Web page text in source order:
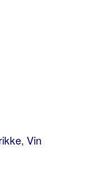
, Vin